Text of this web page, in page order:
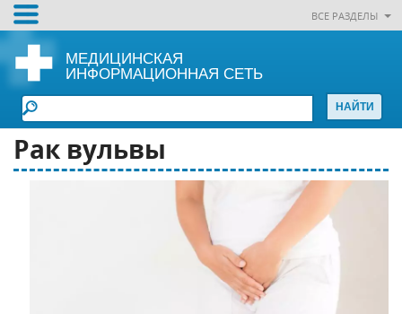
ВСЕ РАЗДЕЛЫ
МЕДИЦИНСКАЯ
ИНФОРМАЦИОННАЯ СЕТЬ
Рак вульвы